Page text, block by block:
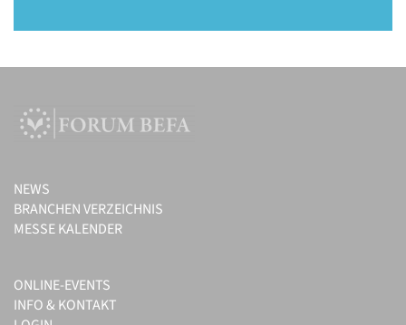
NEWS
BRANCHEN VERZEICHNIS
MESSE KALENDER
ONLINE-EVENTS
INFO & KONTAKT